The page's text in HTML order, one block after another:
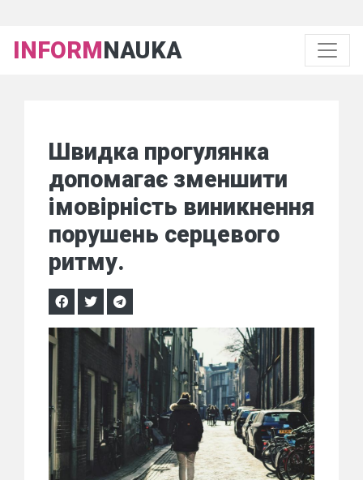
INFORMNAUKA
Швидка прогулянка
допомагає зменшити
імовірність виникнення
порушень серцевого
ритму.